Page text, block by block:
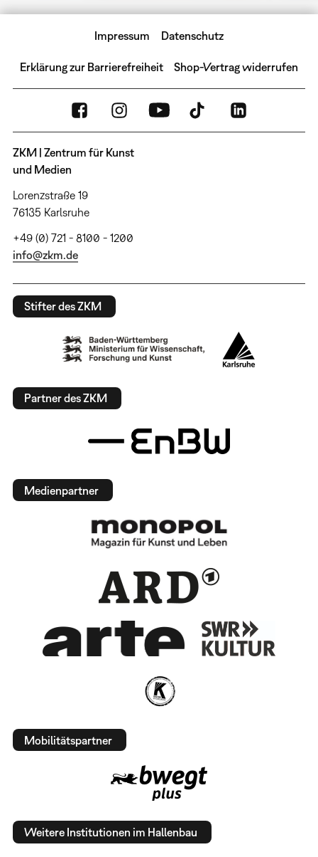
Impressum Datenschutz
Erklärung zur Barrierefreiheit Shop-Vertrag widerrufen
ZKM | Zentrum für Kunst
und Medien
Lorenzstraße 19
76135 Karlsruhe
+49 (0) 721 - 8100 - 1200
info@zkm.de
Stifter des ZKM
Partner des ZKM
Medienpartner
Mobilitätspartner
Weitere Institutionen im Hallenbau